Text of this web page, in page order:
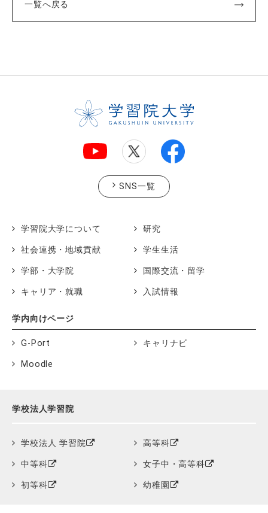
一覧へ戻る
SNS一覧
学習院大学について 研究
社会連携・地域貢献 学生生活
学部・大学院 国際交流・留学
キャリア・就職 入試情報
学内向けページ
G-Port キャリナビ
Moodle
学校法人学習院
学校法人 学習院 高等科
中等科 女子中・高等科
初等科 幼稚園